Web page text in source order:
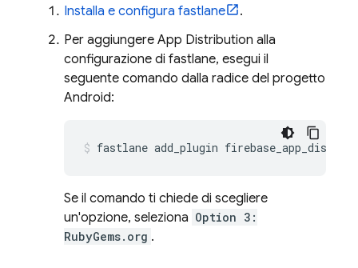
Installa e configura fastlane
.
Per aggiungere App Distribution alla
configurazione di fastlane, esegui il
seguente comando dalla radice del progetto
Android:
fastlane add_plugin
Se il comando ti chiede di scegliere
un'opzione, seleziona Option 3:
RubyGems.org .